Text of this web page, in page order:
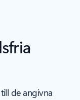
de angivna